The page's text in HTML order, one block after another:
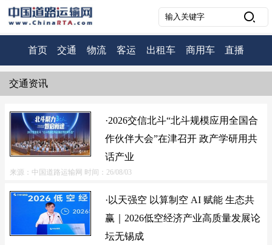
首页 交通 物流 客运 出租车 商用车 直播
交通资讯
·2026交信北斗“北斗规模应用全国合
作伙伴大会”在津召开 政产学研用共
话产业
来源：中国道路运输网 时间：26/08/03
·以天强空 以算制空 AI 赋能 生态共
赢｜2026低空经济产业高质量发展论
坛无锡成